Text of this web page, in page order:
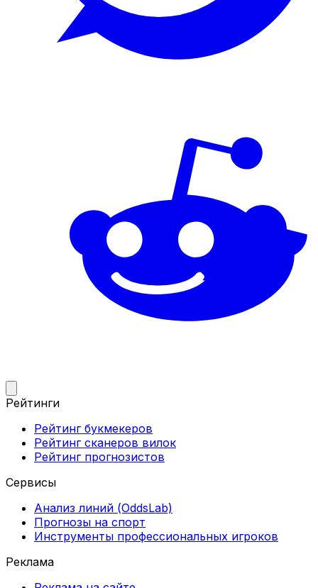
Рейтинги
Рейтинг букмекеров
Рейтинг сканеров вилок
Рейтинг прогнозистов
Сервисы
Анализ линий (OddsLab)
Прогнозы на спорт
Инструменты профессиональных игроков
Реклама